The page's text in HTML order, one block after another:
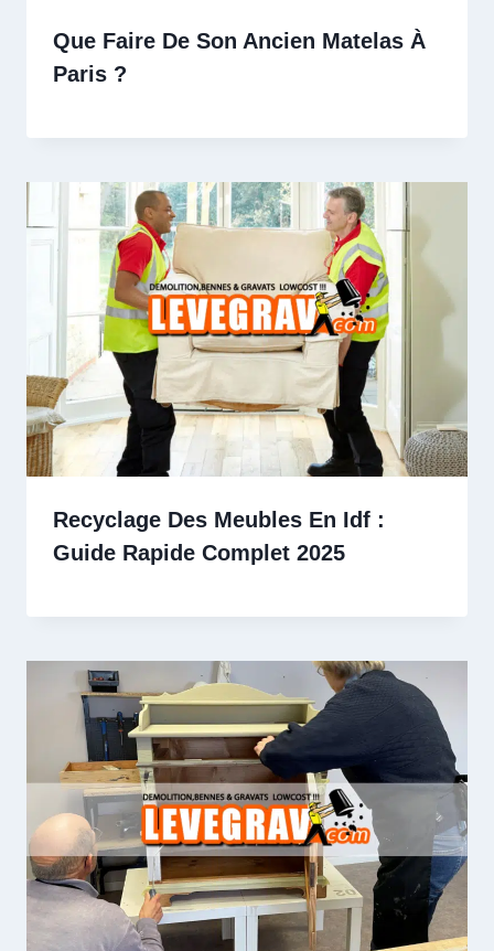
Que Faire De Son Ancien Matelas À
Paris ?
Recyclage Des Meubles En Idf :
Guide Rapide Complet 2025